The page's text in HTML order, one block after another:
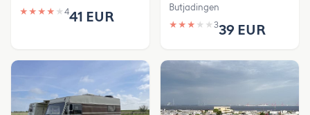
★ ★ ★ ★ ★ 441 EUR
Butjadingen
★ ★ ★ ★ ★ 339 EUR